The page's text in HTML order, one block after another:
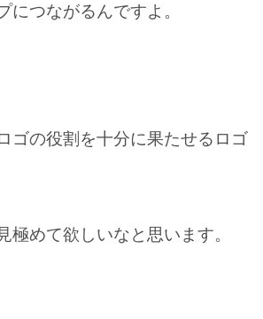
につながるんですよ。
ゴの役割を十分に果たせるロゴ
極めて欲しいなと思います。